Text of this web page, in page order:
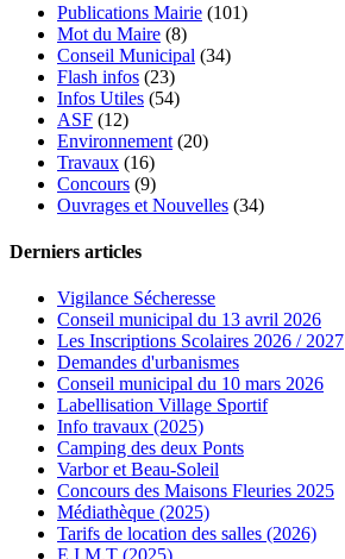
Publications Mairie (101)
Mot du Maire (8)
Conseil Municipal (34)
Flash infos (23)
Infos Utiles (54)
ASF (12)
Environnement (20)
Travaux (16)
Concours (9)
Ouvrages et Nouvelles (34)
Derniers articles
Vigilance Sécheresse
Conseil municipal du 13 avril 2026
Les Inscriptions Scolaires 2026 / 2027
Demandes d'urbanismes
Conseil municipal du 10 mars 2026
Labellisation Village Sportif
Info travaux (2025)
Camping des deux Ponts
Varbor et Beau-Soleil
Concours des Maisons Fleuries 2025
Médiathèque (2025)
Tarifs de location des salles (2026)